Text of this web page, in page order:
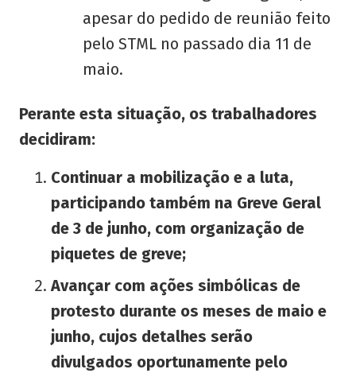
apesar do pedido de reunião feito
pelo STML no passado dia 11 de
maio.
Perante esta situação, os trabalhadores
decidiram:
Continuar a mobilização e a luta,
participando também na Greve Geral
de 3 de junho, com organização de
piquetes de greve;
Avançar com ações simbólicas de
protesto durante os meses de maio e
junho, cujos detalhes serão
divulgados oportunamente pelo